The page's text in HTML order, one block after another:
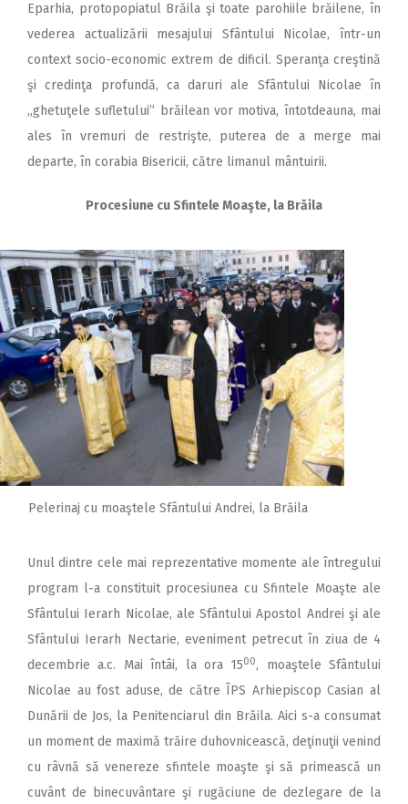
Eparhia, protopopiatul Brăila şi toate parohiile brăilene, în
vederea actualizării mesajului Sfântului Nicolae, într-un
context socio-economic extrem de dificil. Speranţa creştină
şi credinţa profundă, ca daruri ale Sfântului Nicolae în
„ghetuţele sufletului” brăilean vor motiva, întotdeauna, mai
ales în vremuri de restrişte, puterea de a merge mai
departe, în corabia Bisericii, către limanul mântuirii.
Procesiune cu Sfintele Moaşte, la Brăila
Pelerinaj cu moaştele Sfântului Andrei, la Brăila
Unul dintre cele mai reprezentative momente ale întregului
program l-a constituit procesiunea cu Sfintele Moaşte ale
Sfântului Ierarh Nicolae, ale Sfântului Apostol Andrei şi ale
Sfântului Ierarh Nectarie, eveniment petrecut în ziua de 4
decembrie a.c. Mai întâi, la ora 1500, moaştele Sfântului
Nicolae au fost aduse, de către ÎPS Arhiepiscop Casian al
Dunării de Jos, la Penitenciarul din Brăila. Aici s-a consumat
un moment de maximă trăire duhovnicească, deţinuţii venind
cu râvnă să venereze sfintele moaşte şi să primească un
cuvânt de binecuvântare şi rugăciune de dezlegare de la